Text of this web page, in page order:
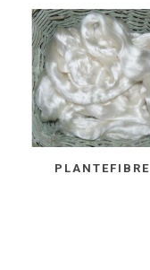
PLANTEFIBRE